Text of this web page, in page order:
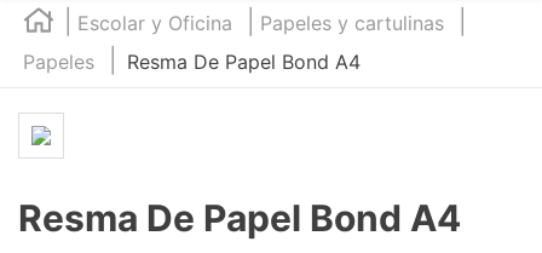
Escolar y Oficina
Papeles y cartulinas
Papeles
Resma De Papel Bond A4
Resma De Papel Bond A4
TÉRMINOS MÁS BUSCADOS
england
2.
marcador e300
3
5.
mouse